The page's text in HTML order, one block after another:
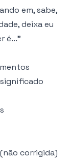
em, sabe,
deixa eu
é..."
corrigida)